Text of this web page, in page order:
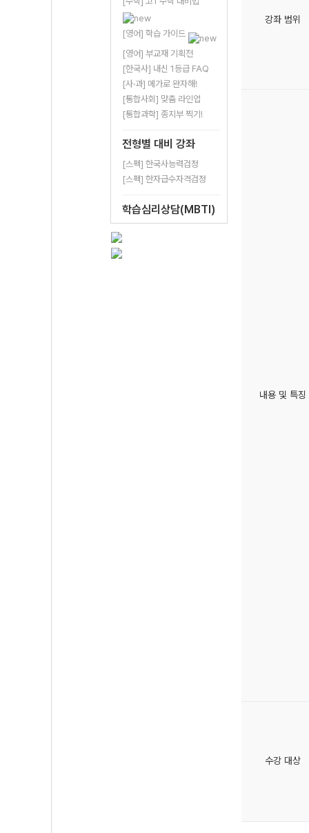
[영어] 학습 가이드
[영어] 부교재 기획전
[한국사] 내신 1등급 FAQ
[사·과] 메가로 완자해!
[통합사회] 맞춤 라인업
[통합과학] 종지부 찍기!
전형별 대비 강좌
[스펙] 한국사능력검정
[스펙] 한자급수자격검정
학습심리상담(MBTI)
강좌 범위
내용 및 특징
수강 대상